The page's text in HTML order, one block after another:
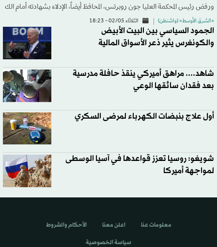
ورفض رئيس المحكمة العليا جون روبرتس، المحافظ أيضاً، الإدلاء بشهادته أمام الك
«الشرق الأوسط» (واشنطن) الثلاثاء 02/05 - 18:23
الجمود السياسي بين البيت الأبيض
والكونغرس يثير ذعر الأسواق المالية
شاهد.... مراهق أميركي ينقذ حافلة مدرسية
بعد فقدان سائقها الوعي
أول علاج بنبضات الكهرباء لمرضى السكري
شويغو: روسيا تعزز قواعدها في آسيا الوسطى
لمواجهة أميركا
معلومات عنا اعلن معنا الأحكام والشروط
سياسة الخصوصية